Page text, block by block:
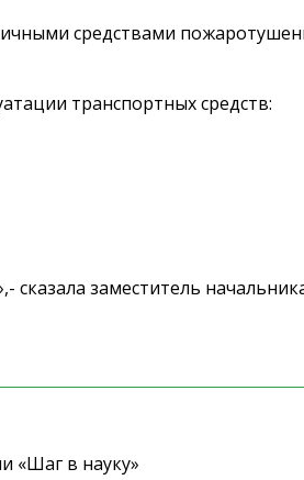
средствами
транспортных средств:
сказала заместитель
«Шаг в науку»